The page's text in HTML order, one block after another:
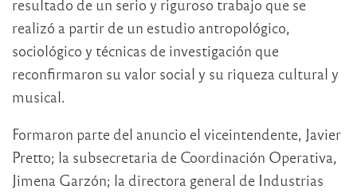
resultado de un serio y riguroso trabajo que se
realizó a partir de un estudio antropológico,
sociológico y técnicas de investigación que
reconfirmaron su valor social y su riqueza cultural y
musical.
Formaron parte del anuncio el viceintendente, Javier
Pretto; la subsecretaria de Coordinación Operativa,
Jimena Garzón; la directora general de Industrias